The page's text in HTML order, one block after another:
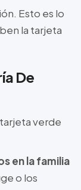
Esto es lo
la tarjeta
De
verde
en la familia
o los